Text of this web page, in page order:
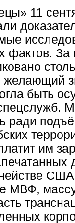
11
фактов.
желающий
быть
ради
им
МВФ,